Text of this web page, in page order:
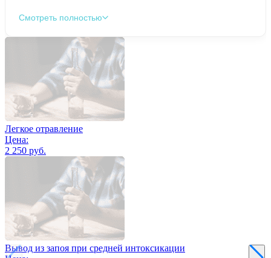
Смотреть полностью
Легкое отравление
Цена:
2 250 руб.
Вывод из запоя при средней интоксикации